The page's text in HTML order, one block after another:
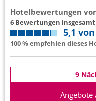
Hotelbewertungen
6 Bewertungen insgesamt
5,1
100 % empfehlen dieses
9
Angebote